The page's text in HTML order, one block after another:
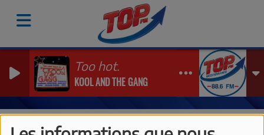
Too hot.
KOOL AND THE GANG
Grille des programmes Nos Emissions Originales TOP France